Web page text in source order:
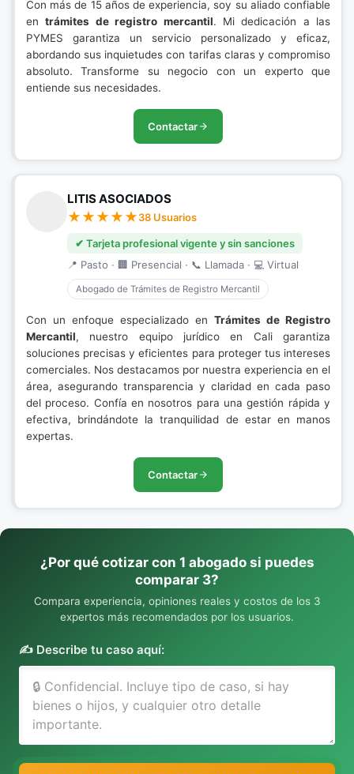
Con más de 15 años de experiencia, soy su aliado confiable
entrámites de registro mercantil. Mi dedicación a las
PYMES garantiza un servicio personalizado y eficaz,
abordando sus inquietudes con tarifas claras y compromiso
absoluto. Transforme su negocio con un experto que
entiende sus necesidades.
Contactar
LITIS ASOCIADOS
38 Usuarios
✔ Tarjeta profesional vigente y sin sanciones
📍 Pasto · 🏢 Presencial · 📞 Llamada · 💻 Virtual
Abogado de Trámites de Registro Mercantil
Con un enfoque especializado en Trámites de Registro
Mercantil, nuestro equipo jurídico en Cali garantiza
soluciones precisas y eficientes para proteger tus intereses
comerciales. Nos destacamos por nuestra experiencia en el
área, asegurando transparencia y claridad en cada paso
del proceso. Confía en nosotros para una gestión rápida y
efectiva, brindándote la tranquilidad de estar en manos
expertas.
Contactar
¿Por qué cotizar con 1 abogado si puedes
comparar 3?
Compara experiencia, opiniones reales y costos de los 3
expertos más recomendados por los usuarios.
✍️ Describe tu caso aquí: